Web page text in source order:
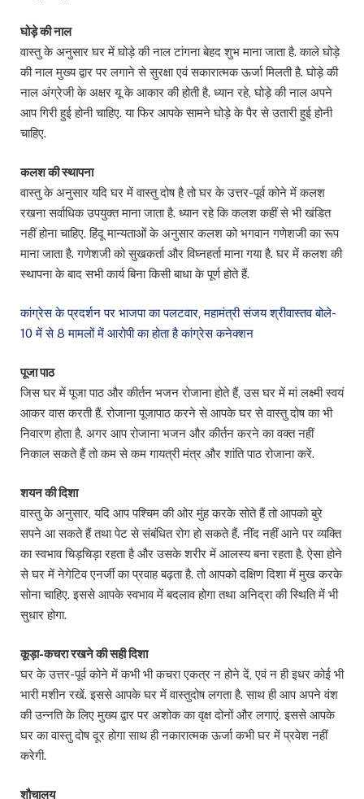
घोड़े की नाल
वास्तु के अनुसार घर में घोड़े की नाल टांगना बेहद शुभ माना जाता है. काले घोड़े
की नाल मुख्य द्वार पर लगाने से सुरक्षा एवं सकारात्मक ऊर्जा मिलती है. घोड़े की
नाल अंग्रेजी के अक्षर यू के आकार की होती है. ध्यान रहे, घोड़े की नाल अपने
आप गिरी हुई होनी चाहिए. या फिर आपके सामने घोड़े के पैर से उतारी हुई होनी
चाहिए.
कलश की स्थापना
वास्तु के अनुसार यदि घर में वास्तु दोष है तो घर के उत्तर-पूर्व कोने में कलश
रखना सर्वाधिक उपयुक्त माना जाता है. ध्यान रहे कि कलश कहीं से भी खंडित
नहीं होना चाहिए. हिंदू मान्यताओं के अनुसार कलश को भगवान गणेशजी का रूप
माना जाता है. गणेशजी को सुखकर्ता और विघ्नहर्ता माना गया है. घर में कलश की
स्थापना के बाद सभी कार्य बिना किसी बाधा के पूर्ण होते हैं.
कांग्रेस के प्रदर्शन पर भाजपा का पलटवार, महामंत्री संजय श्रीवास्तव बोले-
10 में से 8 मामलों में आरोपी का होता है कांग्रेस कनेक्शन
पूजा पाठ
जिस घर में पूजा पाठ और कीर्तन भजन रोजाना होते हैं, उस घर में मां लक्ष्मी स्वयं
आकर वास करती हैं. रोजाना पूजापाठ करने से आपके घर से वास्तु दोष का भी
निवारण होता है. अगर आप रोजाना भजन और कीर्तन करने का वक्त नहीं
निकाल सकते हैं तो कम से कम गायत्री मंत्र और शांति पाठ रोजाना करें.
शयन की दिशा
वास्तु के अनुसार, यदि आप पश्चिम की ओर मुंह करके सोते हैं तो आपको बुरे
सपने आ सकते हैं तथा पेट से संबंधित रोग हो सकते हैं. नींद नहीं आने पर व्यक्ति
का स्वभाव चिड़चिड़ा रहता है और उसके शरीर में आलस्य बना रहता है. ऐसा होने
से घर में नेगेटिव एनर्जी का प्रवाह बढ़ता है. तो आपको दक्षिण दिशा में मुख करके
सोना चाहिए. इससे आपके स्वभाव में बदलाव होगा तथा अनिद्रा की स्थिति में भी
सुधार होगा.
कूड़ा-कचरा रखने की सही दिशा
घर के उत्तर-पूर्व कोने में कभी भी कचरा एकत्र न होने दें, एवं न ही इधर कोई भी
भारी मशीन रखें. इससे आपके घर में वास्तुदोष लगता है. साथ ही आप अपने वंश
की उन्नति के लिए मुख्य द्वार पर अशोक का वृक्ष दोनों और लगाएं. इससे आपके
घर का वास्तु दोष दूर होगा साथ ही नकारात्मक ऊर्जा कभी घर में प्रवेश नहीं
करेगी.
शौचालय